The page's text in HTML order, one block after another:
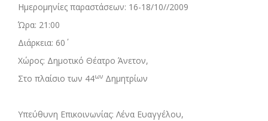
Ημερομηνίες παραστάσεων: 16-18/10//2009
Ώρα: 21:00
Διάρκεια: 60΄
Χώρος: Δημοτικό Θέατρο Άνετον,
Στο πλαίσιο των 44ων Δημητρίων
Υπεύθυνη Επικοινωνίας: Λένα Ευαγγέλου,